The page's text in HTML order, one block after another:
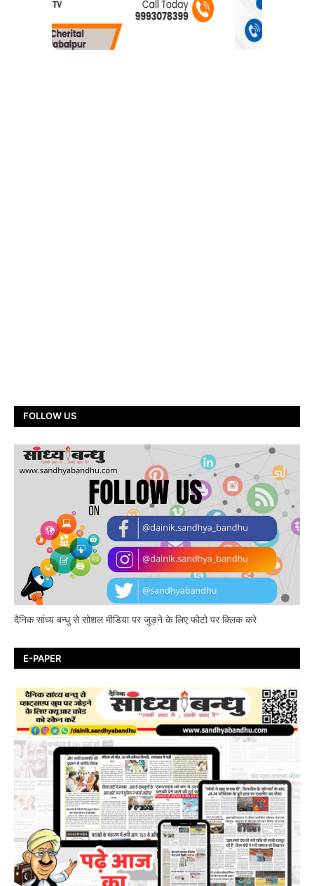
FOLLOW US
दैनिक सांध्य बन्धु से सोशल मीडिया पर जुड़ने के लिए फोटो पर क्लिक करे
E-PAPER